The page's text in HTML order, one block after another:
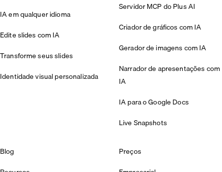
IA em qualquer idioma
Edite slides com IA
Transforme seus slides
Identidade visual personalizada
Servidor MCP do Plus AI
Criador de gráficos com IA
Gerador de imagens com IA
Narrador de apresentações com
IA
IA para o Google Docs
Live Snapshots
Blog
Preços